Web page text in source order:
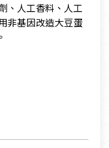
、人工香料、人工
非基因改造大豆蛋